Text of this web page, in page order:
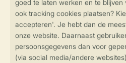
Veilig en snel online boeken
Veilige gegevensoverdracht
Veilige betaling